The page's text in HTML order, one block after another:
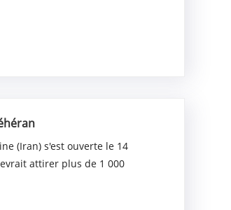
(Iran) s'est ouverte le 14
attirer plus de 1 000